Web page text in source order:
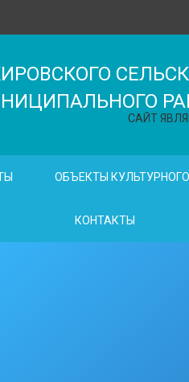
САЙТ
ОБЪЕКТЫ
КОНТАКТЫ